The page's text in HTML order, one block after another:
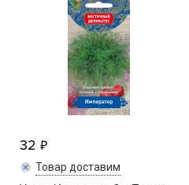
32
Товар доставим